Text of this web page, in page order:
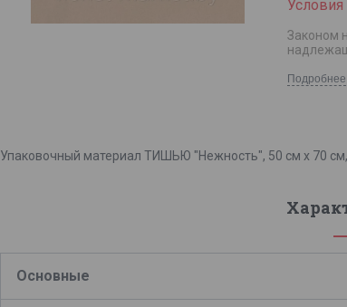
Законом
Подробнее
Упаковочный материал ТИШЬЮ "Нежность", 50 см х 70
Основные